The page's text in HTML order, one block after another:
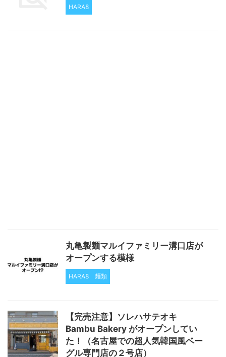
HARA8
丸亀製麺マルイファミリー溝口店が
オープンする模様
HARA8 麺類
【完売注意】ソレハサテオキ
Bambu Bakery がオープンしてい
た！（名古屋での超人気韓国風ベー
グル専門店の２号店）